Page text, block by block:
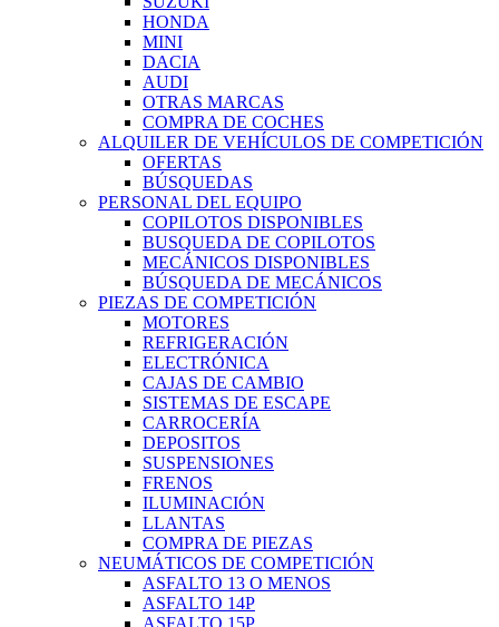
HONDA
MINI
DACIA
AUDI
OTRAS MARCAS
COMPRA DE COCHES
ALQUILER DE VEHÍCULOS DE COMPETICIÓN
OFERTAS
BÚSQUEDAS
PERSONAL DEL EQUIPO
COPILOTOS DISPONIBLES
BUSQUEDA DE COPILOTOS
MECÁNICOS DISPONIBLES
BÚSQUEDA DE MECÁNICOS
PIEZAS DE COMPETICIÓN
MOTORES
REFRIGERACIÓN
ELECTRÓNICA
CAJAS DE CAMBIO
SISTEMAS DE ESCAPE
CARROCERÍA
DEPOSITOS
SUSPENSIONES
FRENOS
ILUMINACIÓN
LLANTAS
COMPRA DE PIEZAS
NEUMÁTICOS DE COMPETICIÓN
ASFALTO 13 O MENOS
ASFALTO 14P
ASFALTO 15P